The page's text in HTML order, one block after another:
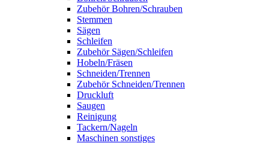
Zubehör Bohren/Schrauben
Stemmen
Sägen
Schleifen
Zubehör Sägen/Schleifen
Hobeln/Fräsen
Schneiden/Trennen
Zubehör Schneiden/Trennen
Druckluft
Saugen
Reinigung
Tackern/Nageln
Maschinen sonstiges